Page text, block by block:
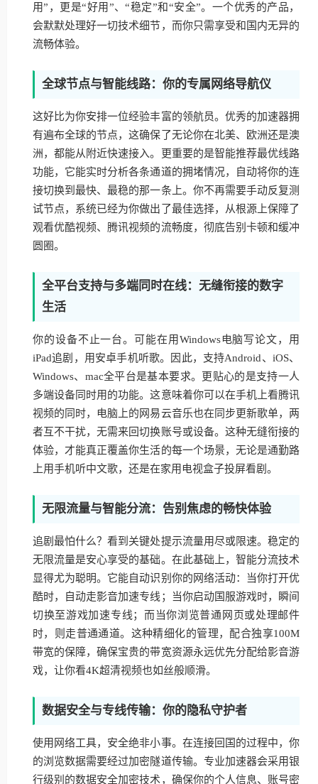
用”，更是“好用”、“稳定”和“安全”。一个优秀的产品，
会默默处理好一切技术细节，而你只需享受和国内无异的
流畅体验。
全球节点与智能线路：你的专属网络导航仪
这好比为你安排一位经验丰富的领航员。优秀的加速器拥
有遍布全球的节点，这确保了无论你在北美、欧洲还是澳
洲，都能从附近快速接入。更重要的是智能推荐最优线路
功能，它能实时分析各条通道的拥堵情况，自动将你的连
接切换到最快、最稳的那一条上。你不再需要手动反复测
试节点，系统已经为你做出了最佳选择，从根源上保障了
观看优酷视频、腾讯视频的流畅度，彻底告别卡顿和缓冲
圆圈。
全平台支持与多端同时在线：无缝衔接的数字
生活
你的设备不止一台。可能在用Windows电脑写论文，用
iPad追剧，用安卓手机听歌。因此，支持Android、iOS、
Windows、mac全平台是基本要求。更贴心的是支持一人
多端设备同时用的功能。这意味着你可以在手机上看腾讯
视频的同时，电脑上的网易云音乐也在同步更新歌单，两
者互不干扰，无需来回切换账号或设备。这种无缝衔接的
体验，才能真正覆盖你生活的每一个场景，无论是通勤路
上用手机听中文歌，还是在家用电视盒子投屏看剧。
无限流量与智能分流：告别焦虑的畅快体验
追剧最怕什么？看到关键处提示流量用尽或限速。稳定的
无限流量是安心享受的基础。在此基础上，智能分流技术
显得尤为聪明。它能自动识别你的网络活动：当你打开优
酷时，自动走影音加速专线；当你启动国服游戏时，瞬间
切换至游戏加速专线；而当你浏览普通网页或处理邮件
时，则走普通通道。这种精细化的管理，配合独享100M
带宽的保障，确保宝贵的带宽资源永远优先分配给影音游
戏，让你看4K超清视频也如丝般顺滑。
数据安全与专线传输：你的隐私守护者
使用网络工具，安全绝非小事。在连接回国的过程中，你
的浏览数据需要经过加密隧道传输。专业加速器会采用银
行级别的数据安全加密技术，确保你的个人信息、账号密